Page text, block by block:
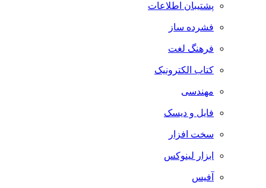
پشتیبان اطلاعات
فشرده ساز
فرهنگ لغت
کتاب الکترونیک
مهندسی
فایل و دیسک
سخت افزار
ابزار لینوکس
آفیس